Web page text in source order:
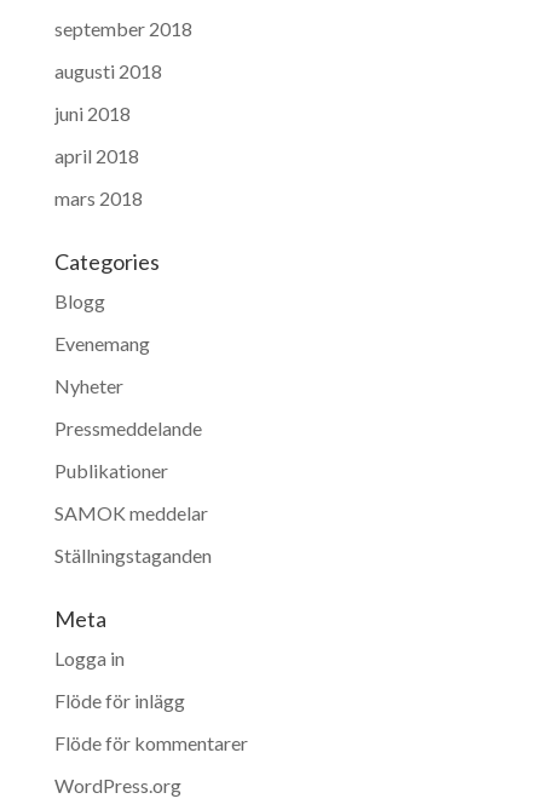
september 2018
augusti 2018
juni 2018
april 2018
mars 2018
Categories
Blogg
Evenemang
Nyheter
Pressmeddelande
Publikationer
SAMOK meddelar
Ställningstaganden
Meta
Logga in
Flöde för inlägg
Flöde för kommentarer
WordPress.org